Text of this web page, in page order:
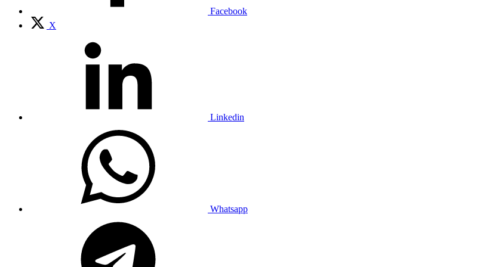
Facebook
X
Linkedin
Whatsapp